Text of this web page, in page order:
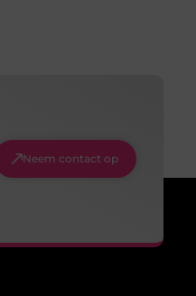
Neem contact op